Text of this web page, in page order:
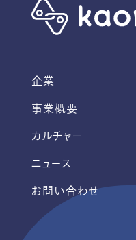
企業
事業概要
カルチャー
ニュース
お問い合わせ